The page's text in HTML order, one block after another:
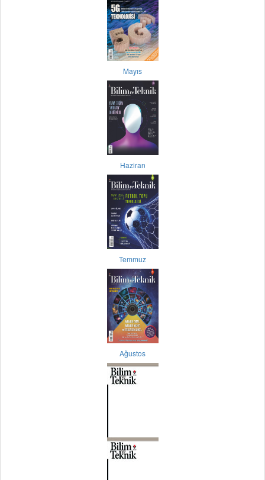
Mayıs
Haziran
Temmuz
Ağustos